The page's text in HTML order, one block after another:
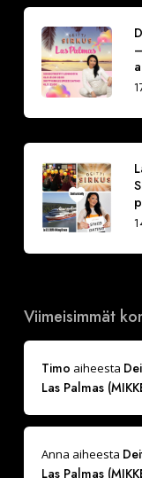
Viimeisimmät
Timo aiheesta
Las Palmas
Anna aiheesta
Las Palmas